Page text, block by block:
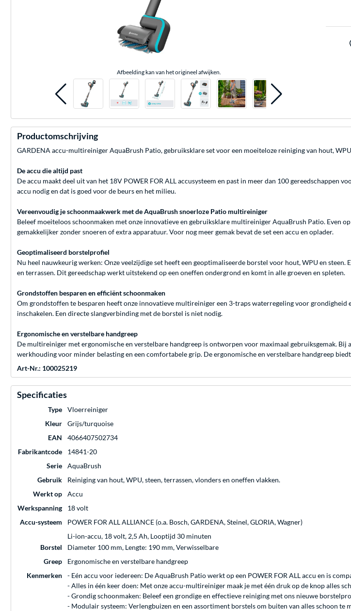
Afbeelding kan van het origineel afwijken.
Productomschrijving
GARDENA accu-multireiniger AquaBrush Patio, gebruiksklare set voor een moeiteloze reiniging van hout,
De accu die altijd past
De accu maakt deel uit van het 18V POWER FOR ALL accusysteem en past in meer dan 100
accu nodig en dat is goed voor de beurs en het milieu.
Vereenvoudig je schoonmaakwerk met de AquaBrush snoerloze Patio multireiniger
Beleef moeiteloos schoonmaken met onze innovatieve en gebruiksklare multireiniger AquaBrush Patio. Even
gemakkelijker zonder snoeren of extra apparatuur. Voor nog meer gemak bevat de set een accu en oplader.
Geoptimaliseerd borstelprofiel
Nu heel nauwkeurig werken: Onze veelzijdige set heeft een geoptimaliseerde borstel voor hout, WPU en
en terrassen. Dit gereedschap werkt uitstekend op een oneffen ondergrond en komt in alle groeven en spleten.
Grondstoffen besparen en efficiënt schoonmaken
Om grondstoffen te besparen heeft onze innovatieve multireiniger een 3-traps waterregeling voor grondigheid
inschakelen. Een directe slangverbinding met de borstel is niet nodig.
Ergonomische en verstelbare handgreep
De multireiniger met ergonomische en verstelbare handgreep is ontworpen voor maximaal gebruiksgemak. Bij
werkhouding voor minder belasting en een comfortabele grip. De ergonomische en verstelbare handgreep
Art-Nr.: 100025219
Specificaties
Type
Vloerreiniger
Kleur
Grijs/turquoise
EAN
4066407502734
Fabrikantcode
14841-20
Serie
AquaBrush
Gebruik
Reiniging van hout, WPU, steen, terrassen, vlonders en oneffen vlakken.
Werkt op
Accu
Werkspanning
18 volt
Accu-systeem
POWER FOR ALL ALLIANCE (o.a. Bosch, GARDENA, Steinel, GLORIA, Wagner)
Li-ion-accu, 18 volt, 2,5 Ah, Looptijd 30 minuten
Borstel
Diameter 100 mm, Lengte: 190 mm, Verwisselbare
Greep
Ergonomische en verstelbare handgreep
Kenmerken
- Eén accu voor iedereen: De AquaBrush Patio werkt op een POWER FOR ALL accu en is
- Alles in één keer doen: Met onze accu-multireiniger maak je met één druk op de knop alles
- Grondig schoonmaken: Beleef een grondige en effectieve reiniging met ons nieuwe
- Modulair systeem: Verlengbuizen en een assortiment borstels om buiten van alles schoon te